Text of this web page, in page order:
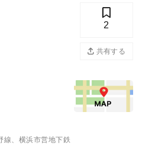
2
共有する
線、横浜市営地下鉄